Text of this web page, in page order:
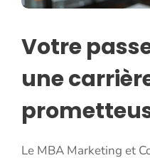
Votre
une
Le MBA Marketing et